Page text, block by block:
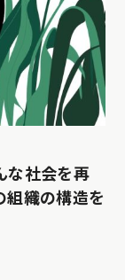
な社会を再
組織の構造を